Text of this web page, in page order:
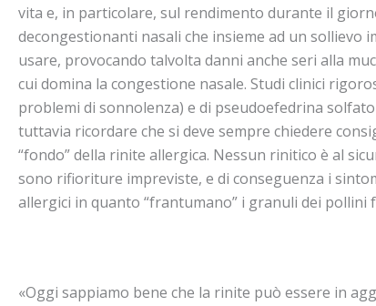
vita e, in particolare, sul rendimento durante il
decongestionanti nasali che insieme ad un sollievo
usare, provocando talvolta danni anche seri alla
cui domina la congestione nasale. Studi clinici
problemi di sonnolenza) e di pseudoefedrina
tuttavia ricordare che si deve sempre chiedere
“fondo” della rinite allergica. Nessun rinitico è al
sono rifioriture impreviste, e di conseguenza i
allergici in quanto “frantumano” i granuli dei pollini
«Oggi sappiamo bene che la rinite può essere in